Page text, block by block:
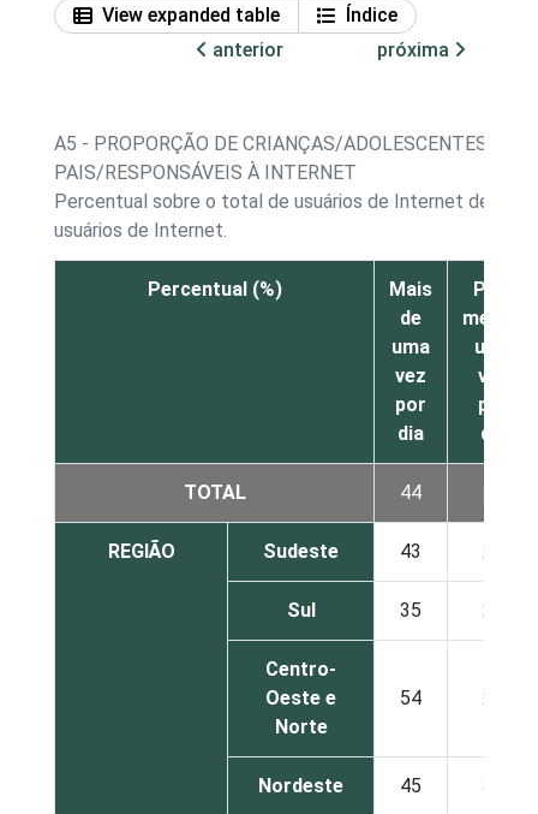
View expanded table
Índice
anterior
próxima
A5 - PROPORÇÃO DE CRIANÇAS/ADOLESCENTES,
PAIS/RESPONSÁVEIS À INTERNET
Percentual sobre o total de usuários de Internet de 9 a
usuários de Internet.
Percentual (%)
Mais
de
uma
vez
por
dia
Pelo
menos
uma
vez
por
dia
TOTAL 44
REGIÃO Sudeste 43 23
Sul 35 25
Centro-
Oeste e
Norte
54 29
Nordeste 45 31